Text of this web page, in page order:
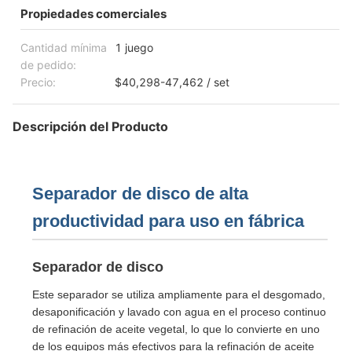
Propiedades comerciales
Cantidad mínima
de pedido:
1 juego
Precio: $40,298-47,462 / set
Descripción del Producto
Separador de disco de alta
productividad para uso en fábrica
Separador de disco
Este separador se utiliza ampliamente para el desgomado,
desaponificación y lavado con agua en el proceso continuo
de refinación de aceite vegetal, lo que lo convierte en uno
de los equipos más efectivos para la refinación de aceite